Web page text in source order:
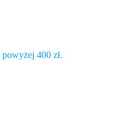
powyżej 400 zł.